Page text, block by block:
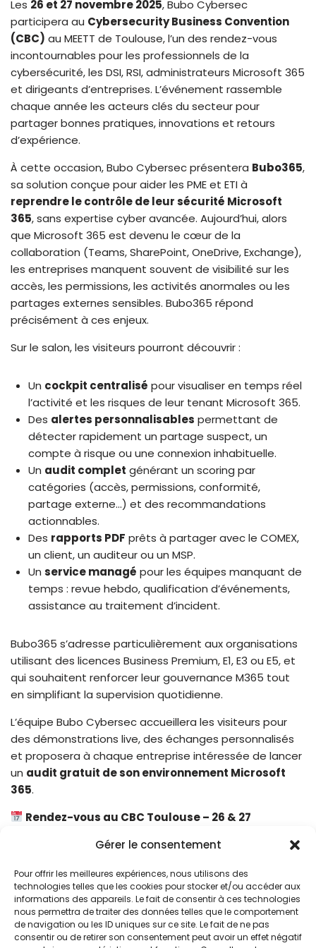
Gérer le consentement
Pour offrir les meilleures expériences, nous utilisons des
technologies telles que les cookies pour stocker et/ou accéder aux
informations des appareils. Le fait de consentir à ces technologies
nous permettra de traiter des données telles que le comportement
de navigation ou les ID uniques sur ce site. Le fait de ne pas
consentir ou de retirer son consentement peut avoir un effet négatif
I
n
o
k
Les 26 et 27 novembre 2025, Bubo Cybersec
participera au Cybersecurity Business Convention
(CBC) au MEETT de Toulouse, l’un des rendez-vous
incontournables pour les professionnels de la
cybersécurité, les DSI, RSI, administrateurs Microsoft 365
et dirigeants d’entreprises. L’événement rassemble
chaque année les acteurs clés du secteur pour
partager bonnes pratiques, innovations et retours
d’expérience.
À cette occasion, Bubo Cybersec présentera Bubo365,
sa solution conçue pour aider les PME et ETI à
reprendre le contrôle de leur sécurité Microsoft
365, sans expertise cyber avancée. Aujourd’hui, alors
que Microsoft 365 est devenu le cœur de la
collaboration (Teams, SharePoint, OneDrive, Exchange),
les entreprises manquent souvent de visibilité sur les
accès, les permissions, les activités anormales ou les
partages externes sensibles. Bubo365 répond
précisément à ces enjeux.
Sur le salon, les visiteurs pourront découvrir :
Un cockpit centralisé pour visualiser en temps réel
l’activité et les risques de leur tenant Microsoft 365.
Des alertes personnalisables permettant de
détecter rapidement un partage suspect, un
compte à risque ou une connexion inhabituelle.
Un audit complet générant un scoring par
catégories (accès, permissions, conformité,
partage externe…) et des recommandations
actionnables.
Des rapports PDF prêts à partager avec le COMEX,
un client, un auditeur ou un MSP.
Un service managé pour les équipes manquant de
temps : revue hebdo, qualification d’événements,
assistance au traitement d’incident.
Bubo365 s’adresse particulièrement aux organisations
utilisant des licences Business Premium, E1, E3 ou E5, et
qui souhaitent renforcer leur gouvernance M365 tout
en simplifiant la supervision quotidienne.
L’équipe Bubo Cybersec accueillera les visiteurs pour
des démonstrations live, des échanges personnalisés
et proposera à chaque entreprise intéressée de lancer
un audit gratuit de son environnement Microsoft
365.
Rendez-vous au CBC Toulouse – 26 & 27